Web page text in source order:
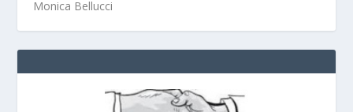
Monica Bellucci